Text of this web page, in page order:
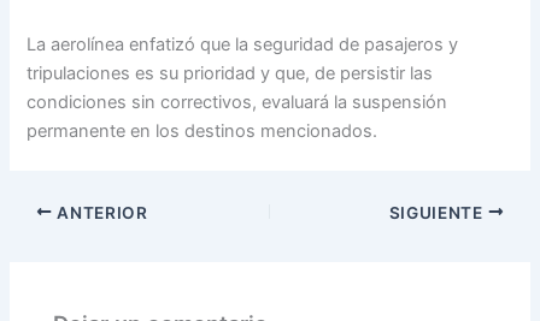
La aerolínea enfatizó que la seguridad de pasajeros y
tripulaciones es su prioridad y que, de persistir las
condiciones sin correctivos, evaluará la suspensión
permanente en los destinos mencionados.
ANTERIOR SIGUIENTE